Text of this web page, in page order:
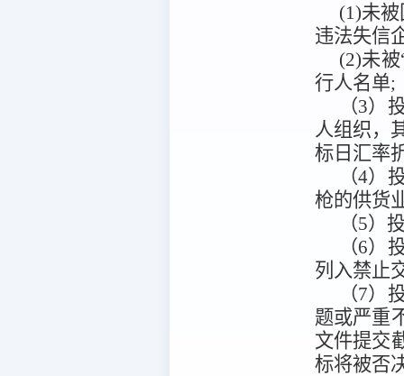
(1)未
违法失信
(2)未
行人名单;
（3）
人组织，
标日汇率
（4）
枪的供货
（5）
（6）
列入禁止
（7）
题或严重
文件提交
标将被否